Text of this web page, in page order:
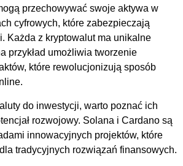
przechowywać swoje aktywa w
cyfrowych, które zabezpieczają
Każda z kryptowalut ma unikalne
przykład umożliwia tworzenie
które rewolucjonizują sposób
do inwestycji, warto poznać ich
rozwojowy. Solana i Cardano są
innowacyjnych projektów, które
tradycyjnych rozwiązań finansowych.